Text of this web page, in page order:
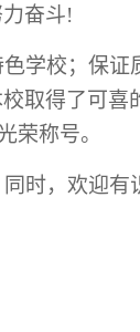
奋斗!
学校；保证
取得了可喜
荣称号。
时，欢迎有